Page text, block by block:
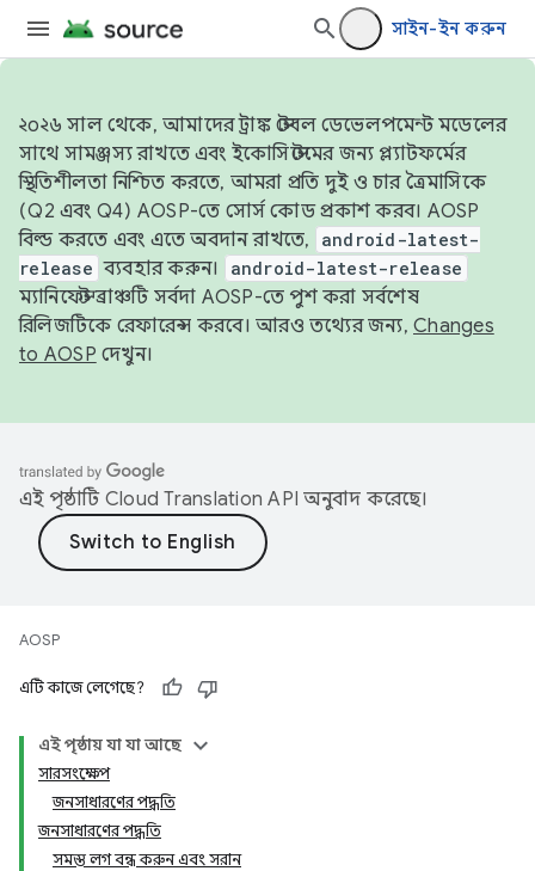
সাইন-ইন করুন
২০২৬ সাল থেকে, আমাদের ট্রাঙ্ক স্টেবল ডেভেলপমেন্ট মডেলের
সাথে সামঞ্জস্য রাখতে এবং ইকোসিস্টেমের জন্য প্ল্যাটফর্মের
স্থিতিশীলতা নিশ্চিত করতে, আমরা প্রতি দুই ও চার ত্রৈমাসিকে
(Q2 এবং Q4) AOSP-তে সোর্স কোড প্রকাশ করব। AOSP
বিল্ড করতে এবং এতে অবদান রাখতে,
android-latest-
release ব্যবহার করুন। android-latest-release
ম্যানিফেস্ট ব্রাঞ্চটি সর্বদা AOSP-তে পুশ করা সর্বশেষ
রিলিজটিকে রেফারেন্স করবে। আরও তথ্যের জন্য, Changes
to AOSP দেখুন।
এই পৃষ্ঠাটি Cloud Translation API অনুবাদ করেছে।
AOSP
এটি কাজে লেগেছে?
এই পৃষ্ঠায় যা যা আছে
সারসংক্ষেপ
জনসাধারণের পদ্ধতি
জনসাধারণের পদ্ধতি
সমস্ত লগ বন্ধ করুন এবং সরান